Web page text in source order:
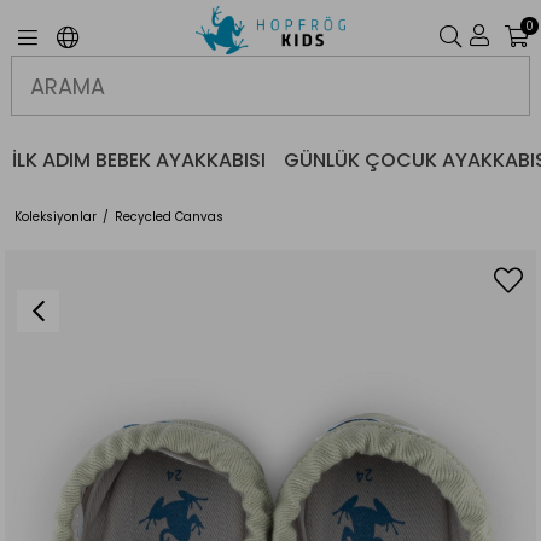
0
İLK ADIM BEBEK AYAKKABISI GÜNLÜK ÇOCUK
Koleksiyonlar Recycled Canvas